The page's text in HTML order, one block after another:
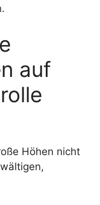
auf
Höhen nicht